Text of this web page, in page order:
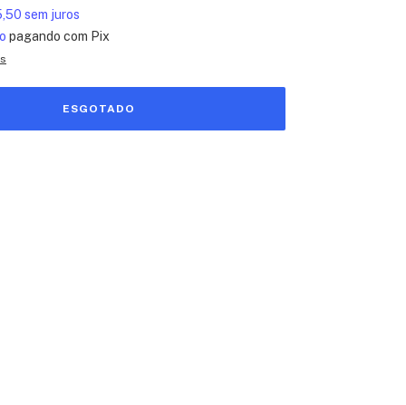
sem juros
pagando com Pix